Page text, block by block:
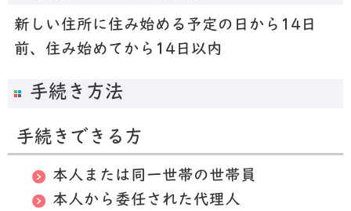
新しい住所に住み始める予定の日から14日
前、住み始めてから14日以内
手続き方法
手続きできる方
本人または同一世帯の世帯員
本人から委任された代理人